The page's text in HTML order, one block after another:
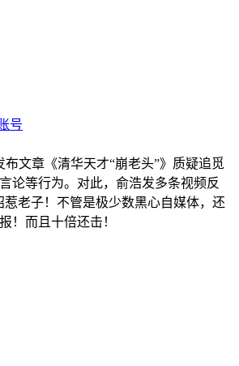
号
布文章《清华天才“崩老头”》质疑追觅
论等行为。对此，俞浩发多条视频反
惹老子！不管是极少数黑心自媒体，还
！而且十倍还击！